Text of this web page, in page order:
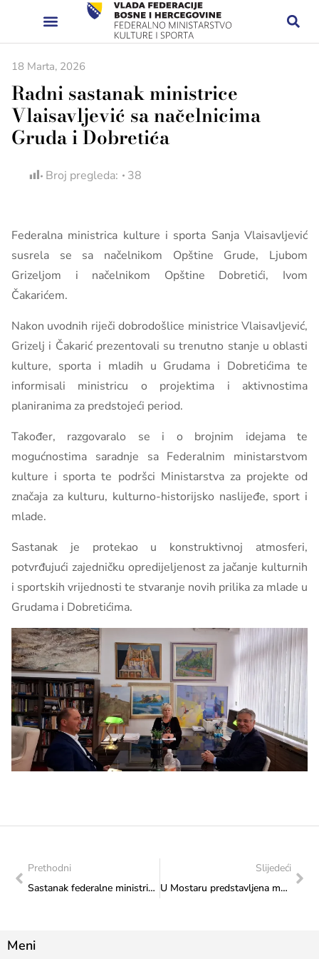
18 Marta, 2026
Radni sastanak ministrice
Vlaisavljević sa načelnicima
Gruda i Dobretića
Broj pregleda: 38
Federalna ministrica kulture i sporta Sanja Vlaisavljević
susrela se sa načelnikom Opštine Grude, Ljubom
Grizeljom i načelnikom Opštine Dobretići, Ivom
Čakarićem.
Nakon uvodnih riječi dobrodošlice ministrice Vlaisavljević,
Grizelj i Čakarić prezentovali su trenutno stanje u oblasti
kulture, sporta i mladih u Grudama i Dobretićima te
informisali ministricu o projektima i aktivnostima
planiranima za predstojeći period.
Također, razgovaralo se i o brojnim idejama te
mogućnostima saradnje sa Federalnim ministarstvom
kulture i sporta te podršci Ministarstva za projekte od
značaja za kulturu, kulturno-historijsko naslijeđe, sport i
mlade.
Sastanak je protekao u konstruktivnoj atmosferi,
potvrđujući zajedničku opredijeljenost za jačanje kulturnih
i sportskih vrijednosti te stvaranje novih prilika za mlade u
Grudama i Dobretićima.
Prethodni
Sastanak federalne ministrice kulture i sporta Sanje Vlaisavljević sa predsjednicom Jevrejske opštine Rahelom Džidić i predsjednikom društva La Benevolencija Vladimirom Andrleom
Slijedeći
U Mostaru predstavljena monografija „Usora 1991.-1995.”
Meni